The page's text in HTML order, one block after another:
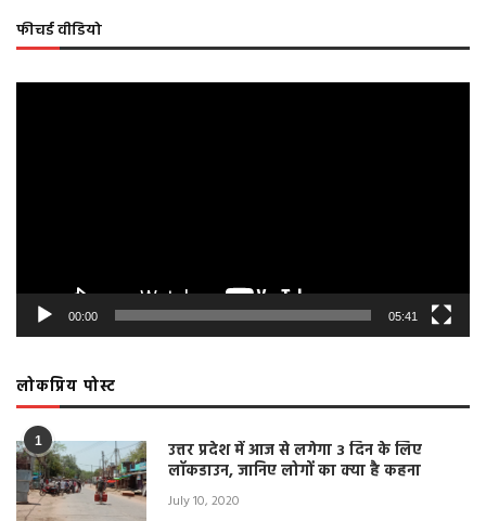
फीचर्ड वीडियो
00:00 05:41
लोकप्रिय पोस्ट
1
उत्तर प्रदेश में आज से लगेगा 3 दिन के लिए
लॉकडाउन, जानिए लोगों का क्या है कहना
July 10, 2020